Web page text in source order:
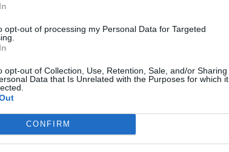
opt-out of processing my Personal Data for Targeted
opt-out of Collection, Use, Retention, Sale, and/or Sharing
Data that Is Unrelated with the Purposes for which it
CONFIRM